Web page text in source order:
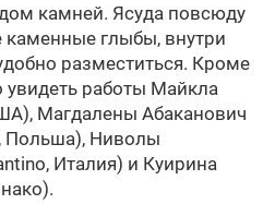
камней. Ясуда повсюду
глыбы, внутри
разместиться. Кроме
работы Майкла
Магдалены Абаканович
Польша), Ниволы
Италия) и Куирина